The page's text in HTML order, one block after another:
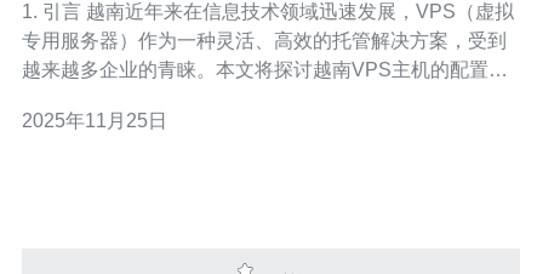
1. 引言 越南近年来在信息技术领域迅速发展，VPS（虚拟
专用服务器）作为一种灵活、高效的托管解决方案，受到
越来越多企业的青睐。本文将探讨越南VPS主机的配置与
什么是VPS主机？ VPS（Virtual Private Server）是一种
2025年11月25日